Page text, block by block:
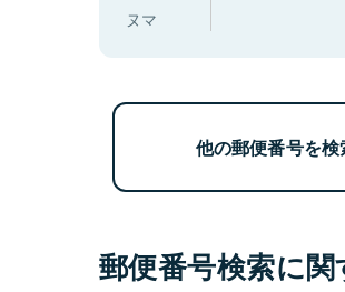
ヌマ
他の郵便番号を検
郵便番号検索に